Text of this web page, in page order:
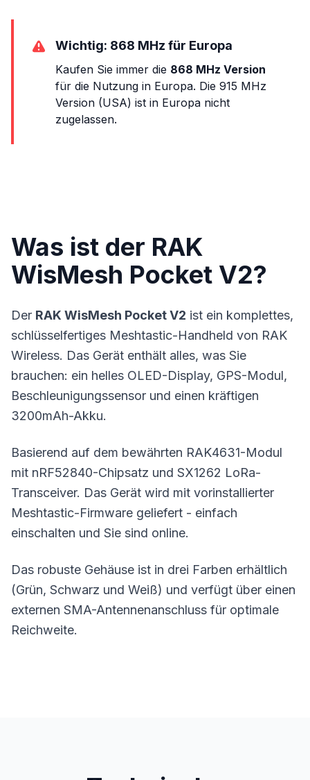
Wichtig: 868 MHz für Europa
Kaufen Sie immer die 868 MHz Version
für die Nutzung in Europa. Die 915 MHz
Version (USA) ist in Europa nicht
zugelassen.
Was ist der RAK
WisMesh Pocket V2?
Der RAK WisMesh Pocket V2 ist ein komplettes,
schlüsselfertiges Meshtastic-Handheld von RAK
Wireless. Das Gerät enthält alles, was Sie
brauchen: ein helles OLED-Display, GPS-Modul,
Beschleunigungssensor und einen kräftigen
3200mAh-Akku.
Basierend auf dem bewährten RAK4631-Modul
mit nRF52840-Chipsatz und SX1262 LoRa-
Transceiver. Das Gerät wird mit vorinstallierter
Meshtastic-Firmware geliefert - einfach
einschalten und Sie sind online.
Das robuste Gehäuse ist in drei Farben erhältlich
(Grün, Schwarz und Weiß) und verfügt über einen
externen SMA-Antennenanschluss für optimale
Reichweite.